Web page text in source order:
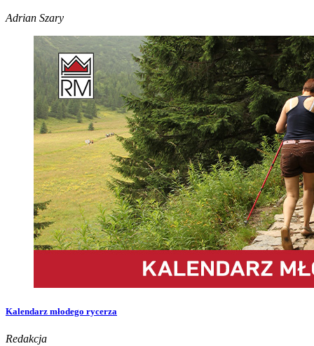
Adrian Szary
Kalendarz młodego rycerza
Redakcja